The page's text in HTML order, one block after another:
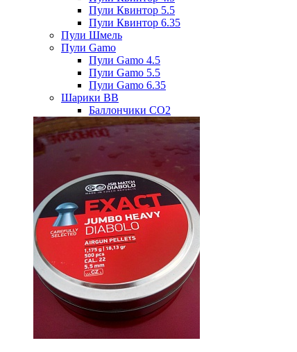
Пули Квинтор 5.5
Пули Квинтор 6.35
Пули Шмель
Пули Gamo
Пули Gamo 4.5
Пули Gamo 5.5
Пули Gamo 6.35
Шарики BB
Баллончики CO2